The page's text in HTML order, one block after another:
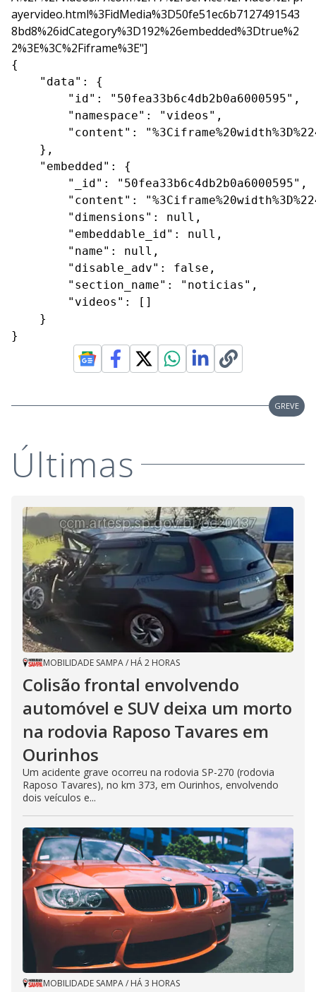
ayervideo.html%3FidMedia%3D50fe51ec6b7127491543
8bd8%26idCategory%3D192%26embedded%3Dtrue%2
2%3E%3C%2Fiframe%3E"]
{
    "data": {
        "id": "50fea33b6c4db2b0a6000595",
        "namespace": "videos",
"content":
    },
    "embedded": {
        "_id": "50fea33b6c4db2b0a6000595",
"content":
        "dimensions": null,
        "embeddable_id": null,
        "name": null,
        "disable_adv": false,
        "section_name": "noticias",
        "videos": []
    }
}
GREVE
Últimas
MOBILIDADE SAMPA/ HÁ 2 HORAS
Colisão frontal envolvendo
automóvel e SUV deixa um morto
na rodovia Raposo Tavares em
Ourinhos
Um acidente grave ocorreu na rodovia SP-270 (rodovia
Raposo Tavares), no km 373, em Ourinhos, envolvendo
dois veículos e...
MOBILIDADE SAMPA/ HÁ 3 HORAS